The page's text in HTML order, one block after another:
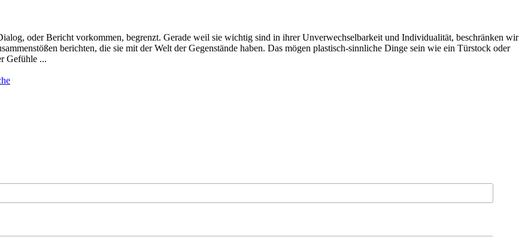
oder Bericht vorkommen, begrenzt. Gerade weil sie wichtig sind in ihrer Unverwechselbarkeit und Individualität, beschränken wir
berichten, die sie mit der Welt der Gegenstände haben. Das mögen plastisch-sinnliche Dinge sein wie ein Türstock oder
Gefühle ...